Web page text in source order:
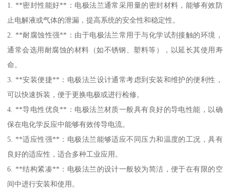
1. **密封性能好**：电极法兰通常采用量的密封材料，能够有效防
止电解液或气体的泄漏，提高系统的安全性和稳定性。
2. **耐腐蚀性强**：由于电极法兰常用于与化学试剂接触的环境，
通常会选用耐腐蚀的材料（如不锈钢、塑料等），以延长其使用寿
命。
3. **安装便捷**：电极法兰设计通常考虑到安装和维护的便利性，
可以快速拆装，便于更换电极或进行检修。
4. **导电性优良**：电极法兰材质一般具有良好的导电性能，以确
保在电化学反应中能够有效传导电流。
5. **适应性强**：电极法兰能够适应不同压力和温度的工况，具有
良好的适应性，适合多种工业应用。
6. **结构紧凑**：电极法兰的设计一般较为简洁，便于在有限的空
间中进行安装和使用。